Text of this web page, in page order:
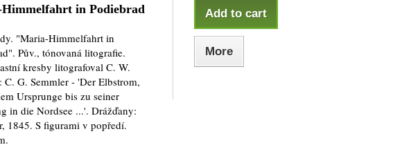
in Podiebrad
"Maria-Himmelfahrt in
Pův., tónovaná litografie.
kresby litografoval C. W.
G. Semmler - 'Der Elbstrom,
Ursprunge bis zu seiner
in die Nordsee ...'. Drážďany:
1845. S figurami v popředí.
Add to cart
More